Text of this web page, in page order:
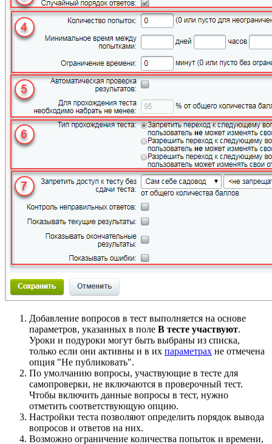
Добавление вопросов в тест выполняется на основе
параметров, указанных в поле В тесте участвуют.
Уроки и подуроки могут быть выбраны из списка,
только если они активны и в их параметрах не отмечена
опция "Не публиковать".
По умолчанию вопросы, участвующие в тесте для
самопроверки, не включаются в проверочный тест.
Чтобы включить данные вопросы в тест, нужно
отметить соответствующую опцию.
Настройки теста позволяют определить порядок вывода
вопросов и ответов на них.
Возможно ограничение количества попыток и времени,